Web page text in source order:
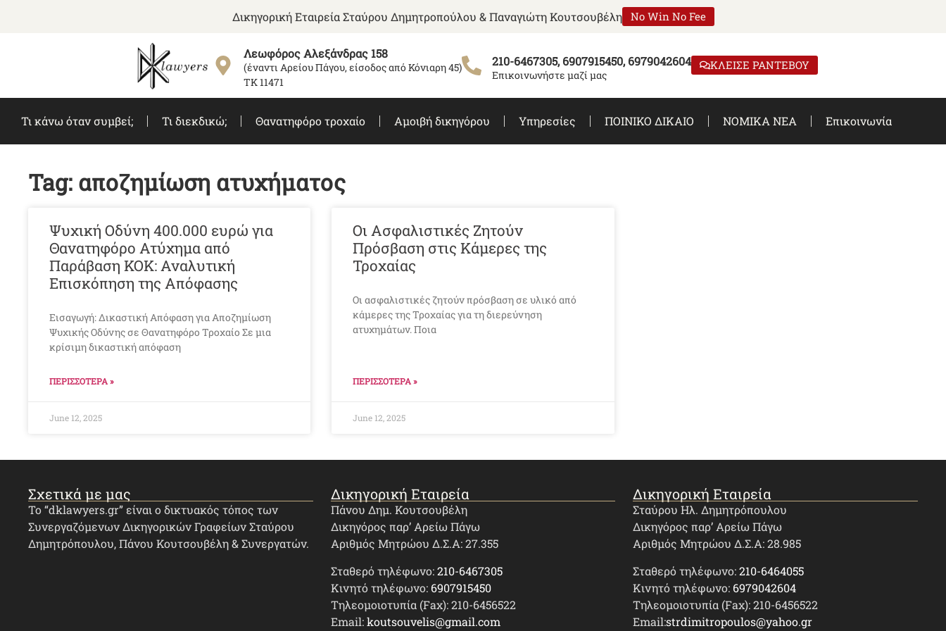
Δικηγορική Εταιρεία Σταύρου Δημητροπούλου & Παναγιώτη Κουτσουβέλη No Win No Fee
Λεωφόρος Αλεξάνδρας 158
(έναντι Αρείου Πάγου, είσοδος από Κόνιαρη 45)
ΤΚ 11471
210-6467305, 6907915450, 6979042604
Επικοινωνήστε μαζί μας
ΚΛΕΙΣΕ ΡΑΝΤΕΒΟΥ
Τι κάνω όταν συμβεί; Τι διεκδικώ; Θανατηφόρο τροχαίο Αμοιβή δικηγόρου Υπηρεσίες ΠΟΙΝΙΚΟ ΔΙΚΑΙΟ ΝΟΜΙΚΑ ΝΕΑ Επικοινωνία
Tag: αποζημίωση ατυχήματος
Ψυχική Οδύνη 400.000 ευρώ για
Θανατηφόρο Ατύχημα από
Παράβαση ΚΟΚ: Αναλυτική
Επισκόπηση της Απόφασης
Εισαγωγή: Δικαστική Απόφαση για Αποζημίωση
Ψυχικής Οδύνης σε Θανατηφόρο Τροχαίο Σε μια
κρίσιμη δικαστική απόφαση
ΠΕΡΙΣΣΟΤΕΡΑ »
June 12, 2025
Οι Ασφαλιστικές Ζητούν
Πρόσβαση στις Κάμερες της
Τροχαίας
Οι ασφαλιστικές ζητούν πρόσβαση σε υλικό από
κάμερες της Τροχαίας για τη διερεύνηση
ατυχημάτων. Ποια
ΠΕΡΙΣΣΟΤΕΡΑ »
June 12, 2025
Σχετικά με μας
Το “dklawyers.gr” είναι ο δικτυακός τόπος των
Συνεργαζόμενων Δικηγορικών Γραφείων Σταύρου
Δημητρόπουλου, Πάνου Κουτσουβέλη & Συνεργατών.
Δικηγορική Εταιρεία
Πάνου Δημ. Κουτσουβέλη
Δικηγόρος παρ’ Αρείω Πάγω
Αριθμός Μητρώου Δ.Σ.Α: 27.355
Σταθερό τηλέφωνο:210-6467305
Κινητό τηλέφωνο: 6907915450
Τηλεομοιοτυπία (Fax): 210-6456522
Email:koutsouvelis@gmail.com
Δικηγορική Εταιρεία
Σταύρου Ηλ. Δημητρόπουλου
Δικηγόρος παρ’ Αρείω Πάγω
Αριθμός Μητρώου Δ.Σ.Α: 28.985
Σταθερό τηλέφωνο:210-6464055
Κινητό τηλέφωνο: 6979042604
Τηλεομοιοτυπία (Fax): 210-6456522
Email:strdimitropoulos@yahoo.gr